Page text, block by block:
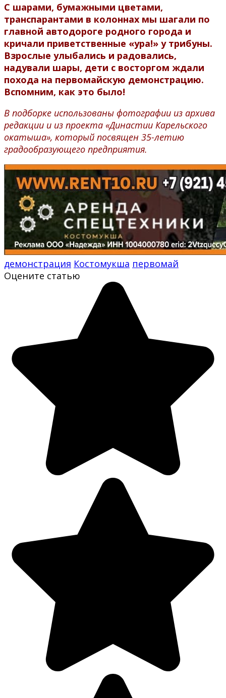
С шарами, бумажными цветами,
транспарантами в колоннах мы шагали по
главной автодороге родного города и
кричали приветственные «ура!» у трибуны.
Взрослые улыбались и радовались,
надували шары, дети с восторгом ждали
похода на первомайскую демонстрацию.
Вспомним, как это было!
В подборке использованы фотографии из архива
редакции и из проекта «Династии Карельского
окатыша», который посвящен 35-летию
градообразующего предприятия.
демонстрация Костомукша первомай
Оцените статью